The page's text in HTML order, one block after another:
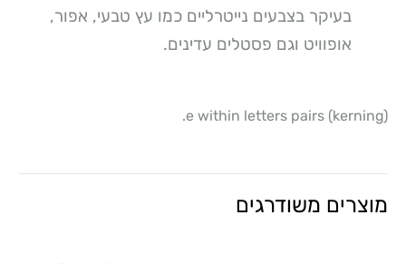
בעיקר בצבעים נייטרליים כמו עץ טבעי, אפור,
אופוויט וגם פסטלים עדינים.
e within letters pairs (kerning).
מוצרים משודרגים